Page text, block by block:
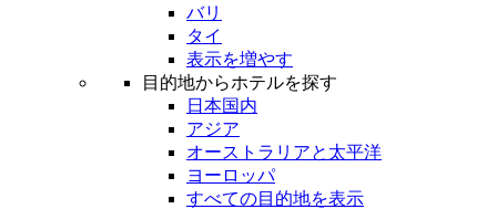
バリ
タイ
表示を増やす
目的地からホテルを探す
日本国内
アジア
オーストラリアと太平洋
ヨーロッパ
すべての目的地を表示